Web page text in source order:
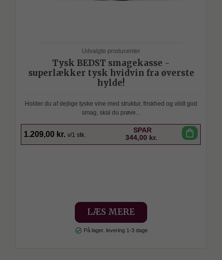
Udvalgte producenter
Tysk BEDST smagekasse -
superlækker tysk hvidvin fra øverste
hylde!
Holder du af dejlige tyske vine med struktur, friskhed og vildt god
smag, skal du prøve...
1.209,00 kr. v/1 stk.
SPAR
344,00 kr.
shopping_bag
LÆS MERE
check_circle På lager. levering 1-3 dage